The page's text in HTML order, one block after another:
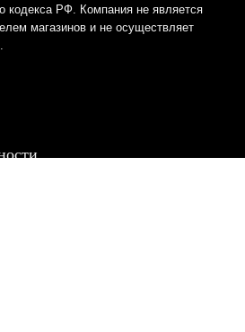
кодекса РФ. Компания не является
магазинов и не осуществляет